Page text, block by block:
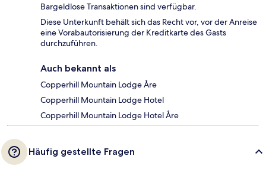
Bargeldlose Transaktionen sind verfügbar.
Diese Unterkunft behält sich das Recht vor, vor der Anreise
eine Vorabautorisierung der Kreditkarte des Gasts
durchzuführen.
Auch bekannt als
Copperhill Mountain Lodge Åre
Copperhill Mountain Lodge Hotel
Copperhill Mountain Lodge Hotel Åre
Häufig gestellte Fragen